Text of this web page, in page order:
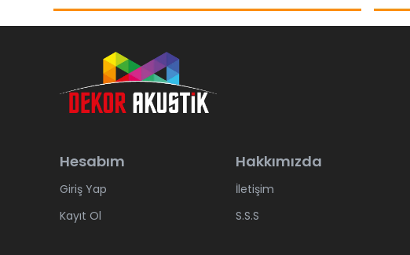
Hesabım
Giriş Yap
Kayıt Ol
Hakkımızda
İletişim
S.S.S